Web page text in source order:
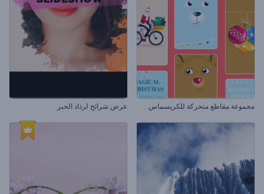
مجموعة مقاطع متحركة للكريسماس عرض شرائح لرذاذ الحبر